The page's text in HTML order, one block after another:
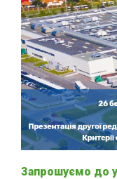
Запрошуємо до